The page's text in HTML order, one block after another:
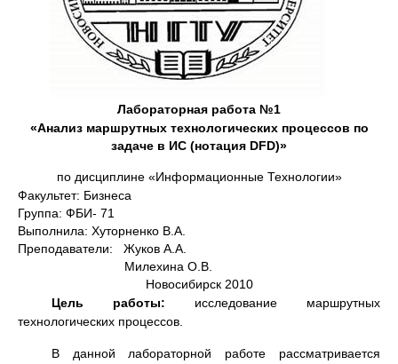
Лабораторная работа №1
«Анализ маршрутных технологических процессов по
задаче в ИС (нотация DFD)»
по дисциплине «Информационные Технологии»
Факультет: Бизнеса
Группа: ФБИ- 71
Выполнила: Хуторненко В.А.
Преподаватели: Жуков А.А.
Милехина О.В.
Новосибирск 2010
Цель работы: исследование маршрутных
технологических процессов.
В данной лабораторной работе рассматривается